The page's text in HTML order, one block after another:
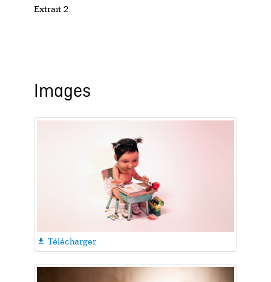
Extrait 2
Images
 Télécharger